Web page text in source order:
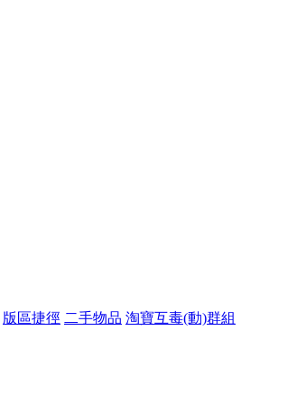
版區捷徑 二手物品 淘寶互毒(動)群組